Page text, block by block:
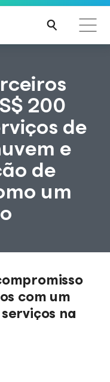
clientes afetados
da CrowdStrike
200
de
e
de
um
com um
na